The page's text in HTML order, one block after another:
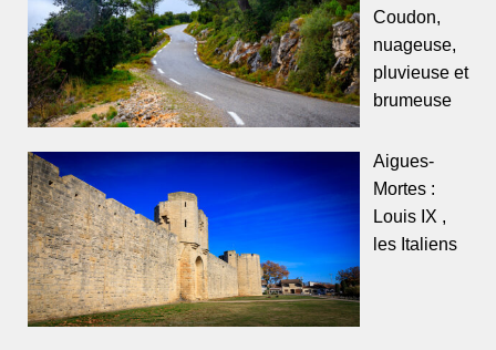
Coudon,
nuageuse,
pluvieuse et
brumeuse
Aigues-
Mortes :
Louis IX ,
les Italiens